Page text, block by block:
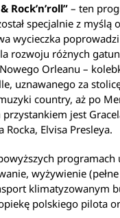
Rock’n’roll”– ten
specjalnie z myślą
wycieczka
rozwoju różnych
Orleanu –
uznawanego za
country, aż po
jest
Rocka, Elvisa Presleya.
wyżywienie
klimatyzowanym
polskiego pilota